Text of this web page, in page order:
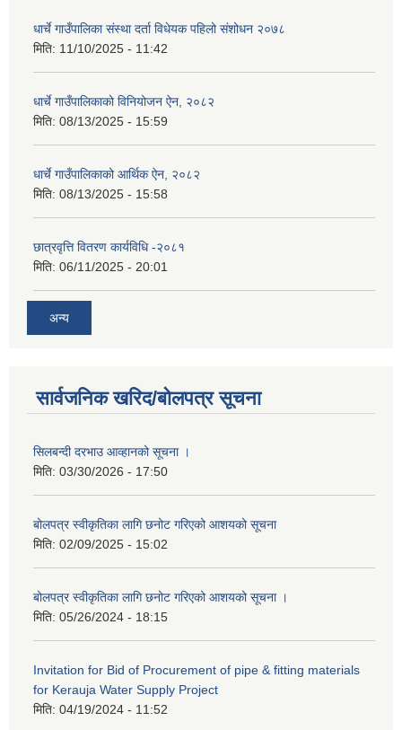
धार्चे गाउँपालिका संस्था दर्ता विधेयक पहिलो संशोधन २०७८
मिति: 11/10/2025 - 11:42
धार्चे गाउँपालिकाको विनियोजन ऐन, २०८२
मिति: 08/13/2025 - 15:59
धार्चे गाउँपालिकाको आर्थिक ऐन, २०८२
मिति: 08/13/2025 - 15:58
छात्रवृत्ति वितरण कार्यविधि -२०८१
मिति: 06/11/2025 - 20:01
अन्य
सार्वजनिक खरिद/बोलपत्र सूचना
सिलबन्दी दरभाउ आव्हानको सूचना ।
मिति: 03/30/2026 - 17:50
बोलपत्र स्वीकृतिका लागि छनोट गरिएको आशयको सूचना
मिति: 02/09/2025 - 15:02
बोलपत्र स्वीकृतिका लागि छनोट गरिएको आशयको सूचना ।
मिति: 05/26/2024 - 18:15
Invitation for Bid of Procurement of pipe & fitting materials
for Kerauja Water Supply Project
मिति: 04/19/2024 - 11:52